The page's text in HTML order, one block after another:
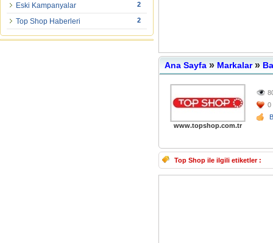
Eski Kampanyalar
2
Top Shop Haberleri 2
Ana Sayfa » Markalar»
www.topshop.com.tr
0
Top Shop ile ilgili etiketler :